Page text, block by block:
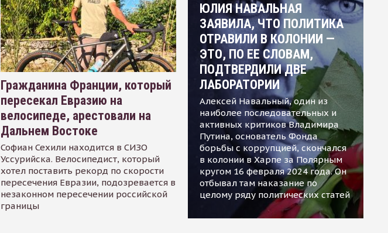
Гражданина Франции, который
пересекал Евразию на
велосипеде, арестовали на
Дальнем Востоке
Софиан Сехили находится в СИЗО
Уссурийска. Велосипедист, который
хотел поставить рекорд по скорости
пересечения Евразии, подозревается в
незаконном пересечении российской
границы
ЮЛИЯ НАВАЛЬНАЯ
ЗАЯВИЛА, ЧТО ПОЛИТИКА
ОТРАВИЛИ В КОЛОНИИ —
ЭТО, ПО ЕЕ СЛОВАМ,
ПОДТВЕРДИЛИ ДВЕ
ЛАБОРАТОРИИ
Алексей Навальный, один из
наиболее последовательных и
активных критиков Владимира
Путина, основатель Фонда
борьбы с коррупцией, скончался
в колонии в Харпе за Полярным
кругом 16 февраля 2024 года. Он
отбывал там наказание по
целому ряду политических статей